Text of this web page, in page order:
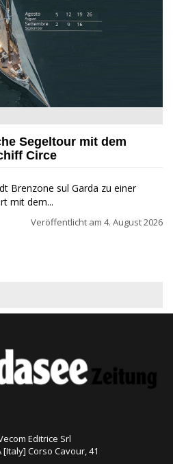
Circe auf dem Gardasee.
Segeltour mit dem
Circe
Brenzone sul Garda zu einer
mit dem...
Veröffentlicht am 4. August 2026
Editrice Srl
[Italy] Corso Cavour, 41